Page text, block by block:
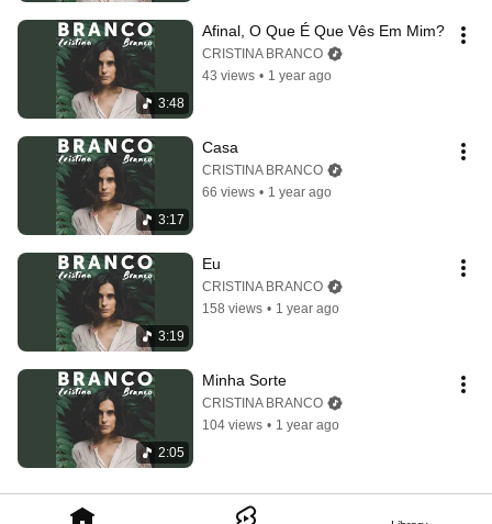
3:48
Afinal, O Que É Que Vês Em Mim?
CRISTINA BRANCO
43 views • 1 year ago
3:17
Casa
CRISTINA BRANCO
66 views • 1 year ago
3:19
Eu
CRISTINA BRANCO
158 views • 1 year ago
2:05
Minha Sorte
CRISTINA BRANCO
104 views • 1 year ago